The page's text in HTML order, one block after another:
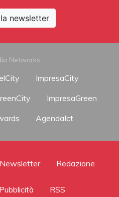
newsletter
Networks
ImpresaCity
ImpresaGreen
AgendaIct
Newsletter Redazione
Pubblicità RSS